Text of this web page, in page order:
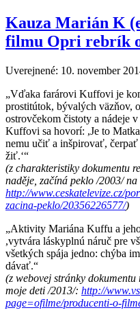
Kauza Marián K
filmu Opri rebrík
Uverejnené: 10. november
„Vďaka farárovi Kuffovi je
prostitútok, bývalých väzňov,
ostrovčekom čistoty a nádeje
Kuffovi sa hovorí: ,Je to
nemu učiť a inšpirovať,
žiť.‘“
(z charakteristiky dokumentu
naděje, začíná peklo /2003/
http://www.ceskatelevize.cz/
zacina-peklo/20356226577/)
„Aktivity Mariána Kuffu a
,vytvára láskyplnú náruč pre
všetkých spája jedno: chýba
dávať.“
(z webovej stránky
moje deti /2013/: http://
page=ofilme/producenti-o-